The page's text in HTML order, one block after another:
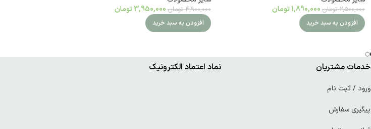
2,500,000 تومان 1,890,000 تومان
افزودن به سبد خرید
4,900,000 تومان3,950,000 تومان
افزودن به سبد خرید
خدمات مشتریان
ورود / ثبت نام
پیگیری سفارش
نماد اعتماد الکترونیک